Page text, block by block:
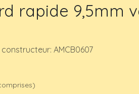
rapide 9,5mm
AMCB0607